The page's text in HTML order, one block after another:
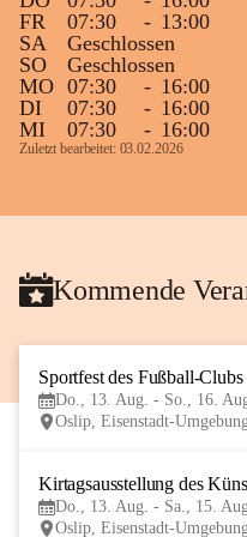
FR
07:30 - 13:00
SA
Geschlossen
SO
Geschlossen
MO 07:30 - 16:00
DI
07:30 - 16:00
MI
07:30 - 16:00
Zuletzt bearbeitet: 03.02.2026
Kommende
Sportfest des Fußball-
Do., 13. Aug. - So., 16.
Oslip, Eisenstadt-
Kirtagsausstellung des
Do., 13. Aug. - Sa., 15.
Oslip, Eisenstadt-